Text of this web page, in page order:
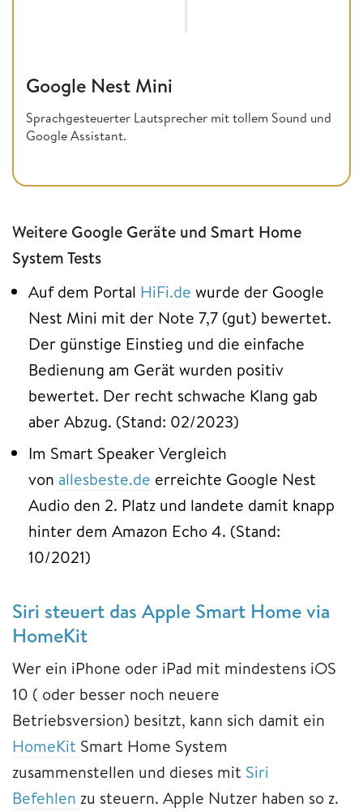
Google Nest Mini
Sprachgesteuerter Lautsprecher mit tollem Sound und
Google Assistant.
Weitere Google Geräte und Smart Home
System Tests
Auf dem Portal HiFi.de wurde der Google
Nest Mini mit der Note 7,7 (gut) bewertet.
Der günstige Einstieg und die einfache
Bedienung am Gerät wurden positiv
bewertet. Der recht schwache Klang gab
aber Abzug. (Stand: 02/2023)
Im Smart Speaker Vergleich
von allesbeste.de erreichte Google Nest
Audio den 2. Platz und landete damit knapp
hinter dem Amazon Echo 4. (Stand:
10/2021)
Siri steuert das Apple Smart Home via
HomeKit
Wer ein iPhone oder iPad mit mindestens iOS
10 ( oder besser noch neuere
Betriebsversion) besitzt, kann sich damit ein
HomeKit Smart Home System
zusammenstellen und dieses mit Siri
Befehlen zu steuern. Apple Nutzer haben so z.